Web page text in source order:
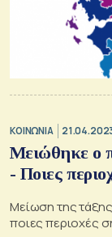
ΚΟΙΝΩΝΙΑ
Μειώθηκε ο
- Ποιες
Μείωση της
ποιες περιοχές